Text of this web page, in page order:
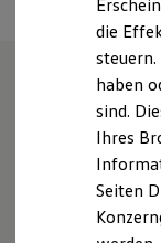
Kosten
E-
ID.
Ihrem
die
haben
sind.
Ihres
Seiten